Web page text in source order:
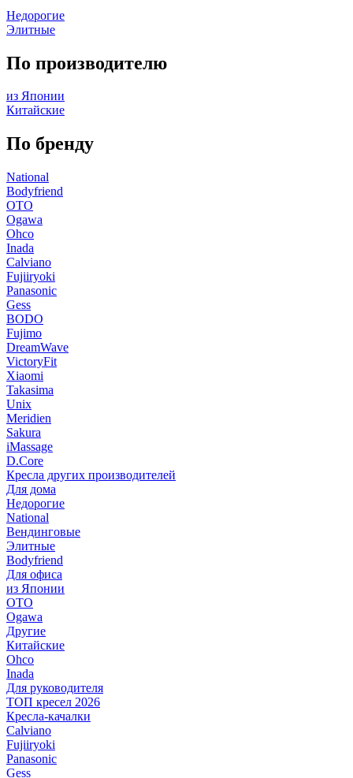
Недорогие
Элитные
По производителю
из Японии
Китайские
По бренду
National
Bodyfriend
OTO
Ogawa
Ohco
Inada
Calviano
Fujiiryoki
Panasonic
Gess
BODO
Fujimo
DreamWave
VictoryFit
Xiaomi
Takasima
Unix
Meridien
Sakura
iMassage
D.Core
Кресла других производителей
Для дома
Недорогие
National
Вендинговые
Элитные
Bodyfriend
Для офиса
из Японии
OTO
Ogawa
Другие
Китайские
Ohco
Inada
Для руководителя
ТОП кресел 2026
Кресла-качалки
Calviano
Fujiiryoki
Panasonic
Gess